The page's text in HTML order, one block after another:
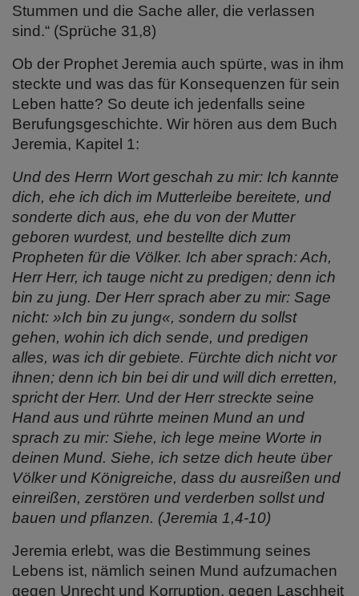
Stummen und die Sache aller, die verlassen
sind.“ (Sprüche 31,8)
Ob der Prophet Jeremia auch spürte, was in ihm
steckte und was das für Konsequenzen für sein
Leben hatte? So deute ich jedenfalls seine
Berufungsgeschichte. Wir hören aus dem Buch
Jeremia, Kapitel 1:
Und des Herrn Wort geschah zu mir: Ich kannte
dich, ehe ich dich im Mutterleibe bereitete, und
sonderte dich aus, ehe du von der Mutter
geboren wurdest, und bestellte dich zum
Propheten für die Völker. Ich aber sprach: Ach,
Herr Herr, ich tauge nicht zu predigen; denn ich
bin zu jung. Der Herr sprach aber zu mir: Sage
nicht: »Ich bin zu jung«, sondern du sollst
gehen, wohin ich dich sende, und predigen
alles, was ich dir gebiete. Fürchte dich nicht vor
ihnen; denn ich bin bei dir und will dich erretten,
spricht der Herr. Und der Herr streckte seine
Hand aus und rührte meinen Mund an und
sprach zu mir: Siehe, ich lege meine Worte in
deinen Mund. Siehe, ich setze dich heute über
Völker und Königreiche, dass du ausreißen und
einreißen, zerstören und verderben sollst und
bauen und pflanzen. (Jeremia 1,4-10)
Jeremia erlebt, was die Bestimmung seines
Lebens ist, nämlich seinen Mund aufzumachen
gegen Unrecht und Korruption, gegen Laschheit